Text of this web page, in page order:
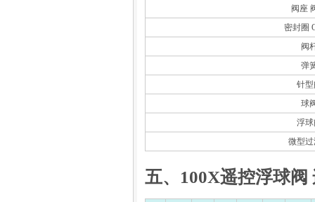
阀座
密封圈
阀
弹
针型
球
浮球
微型
五、100X遥控浮球阀